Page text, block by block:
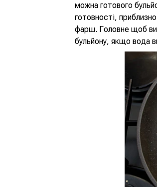
можна готового
готовності,
фарш. Головне щоб
бульйону, якщо вода